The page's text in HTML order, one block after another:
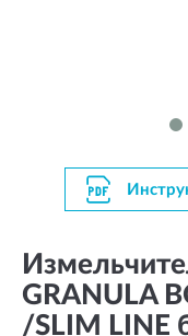
GRANULA
/SLIM LINE